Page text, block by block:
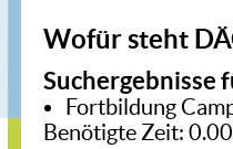
Wofür steht
Suchergebnisse
Fortbildung
Benötigte Zeit: